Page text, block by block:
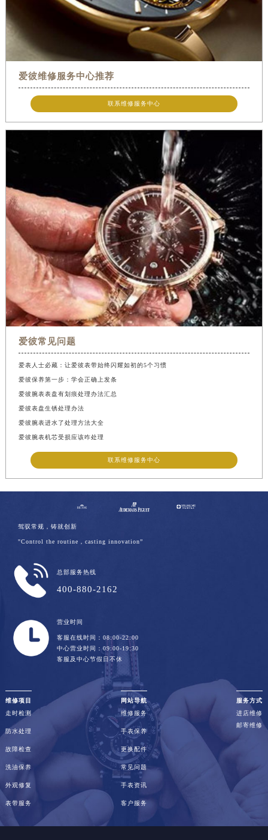
爱彼维修服务中心推荐
联系维修服务中心
爱彼常见问题
爱表人士必藏：让爱彼表带始终闪耀如初的5个习惯
爱彼保养第一步：学会正确上发条
爱彼腕表表盘有划痕处理办法汇总
爱彼表盘生锈处理办法
爱彼腕表进水了处理方法大全
爱彼腕表机芯受损应该咋处理
联系维修服务中心
驾驭常规，铸就创新
"Control the routine，casting innovation”
总部服务热线
400-880-2162
营业时间
客服在线时间：08:00-22:00
中心营业时间：09:00-19:30
客服及中心节假日不休
维修项目
走时检测
防水处理
故障检查
洗油保养
外观修复
表带服务
网站导航
维修服务
手表保养
更换配件
常见问题
手表资讯
客户服务
服务方式
进店维修
邮寄维修